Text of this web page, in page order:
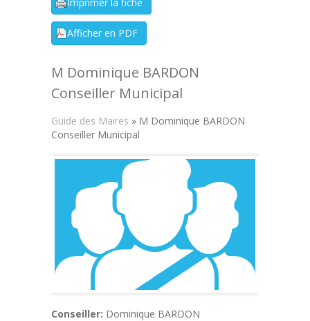
M Dominique BARDON
Conseiller Municipal
Guide des Maires » M Dominique BARDON
Conseiller Municipal
Conseiller: Dominique BARDON